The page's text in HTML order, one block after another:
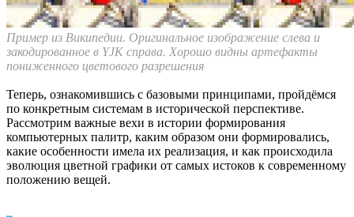
Пример из Википедии. Оригинальное изображение слева и
закодированное в YJK справа. Хорошо видны артефакты
пониженного цветового разрешения
Теперь, ознакомившись с базовыми принципами, пройдёмся
по конкретным системам в исторической перспективе.
Рассмотрим важные вехи в истории формирования
компьютерных палитр, каким образом они формировались,
какие особенности имела их реализация, и как происходила
эволюция цветной графики от самых истоков к современному
положению вещей.